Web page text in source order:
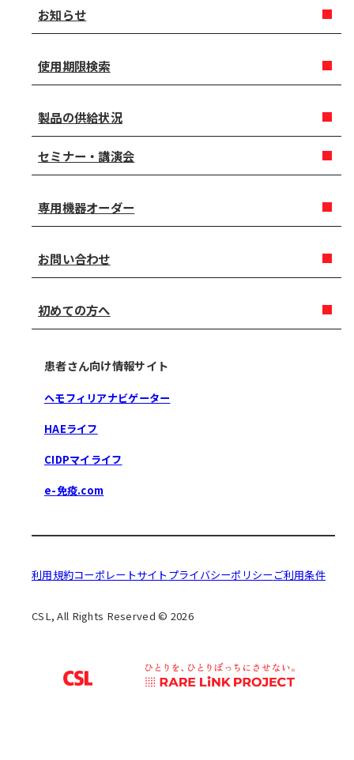
お知らせ
使用期限検索
製品の供給状況
セミナー・講演会
専用機器オーダー
お問い合わせ
初めての方へ
患者さん向け情報サイト
ヘモフィリアナビゲーター
HAEライフ
CIDPマイライフ
e-免疫.com
利用規約コーポレートサイト プライバシーポリシー ご利用条件
CSL, All Rights Reserved © 2026